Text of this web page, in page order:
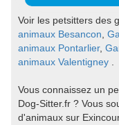
Voir les petsitters des
animaux Besancon
animaux Pontarlier,
animaux Valentigney
Vous connaissez un
Dog-Sitter.fr ? Vous
d'animaux sur